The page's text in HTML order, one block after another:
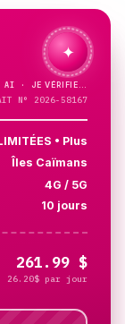
✦
AI · JE VÉRIFIE…
N° 2026-58167
• Plus
Îles Caïmans
4G / 5G
10 jours
261.99 $
26.20$ par jour